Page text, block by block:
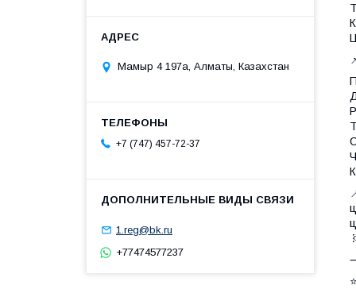
Мамыр 4 197а, Алматы, Казахстан
+7 (747) 457-72-37
1.reg@bk.ru
+77474577237